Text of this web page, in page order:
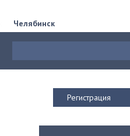
Челябинск
Регистрация